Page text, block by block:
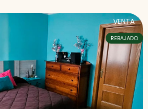
VENTA
REBAJADO